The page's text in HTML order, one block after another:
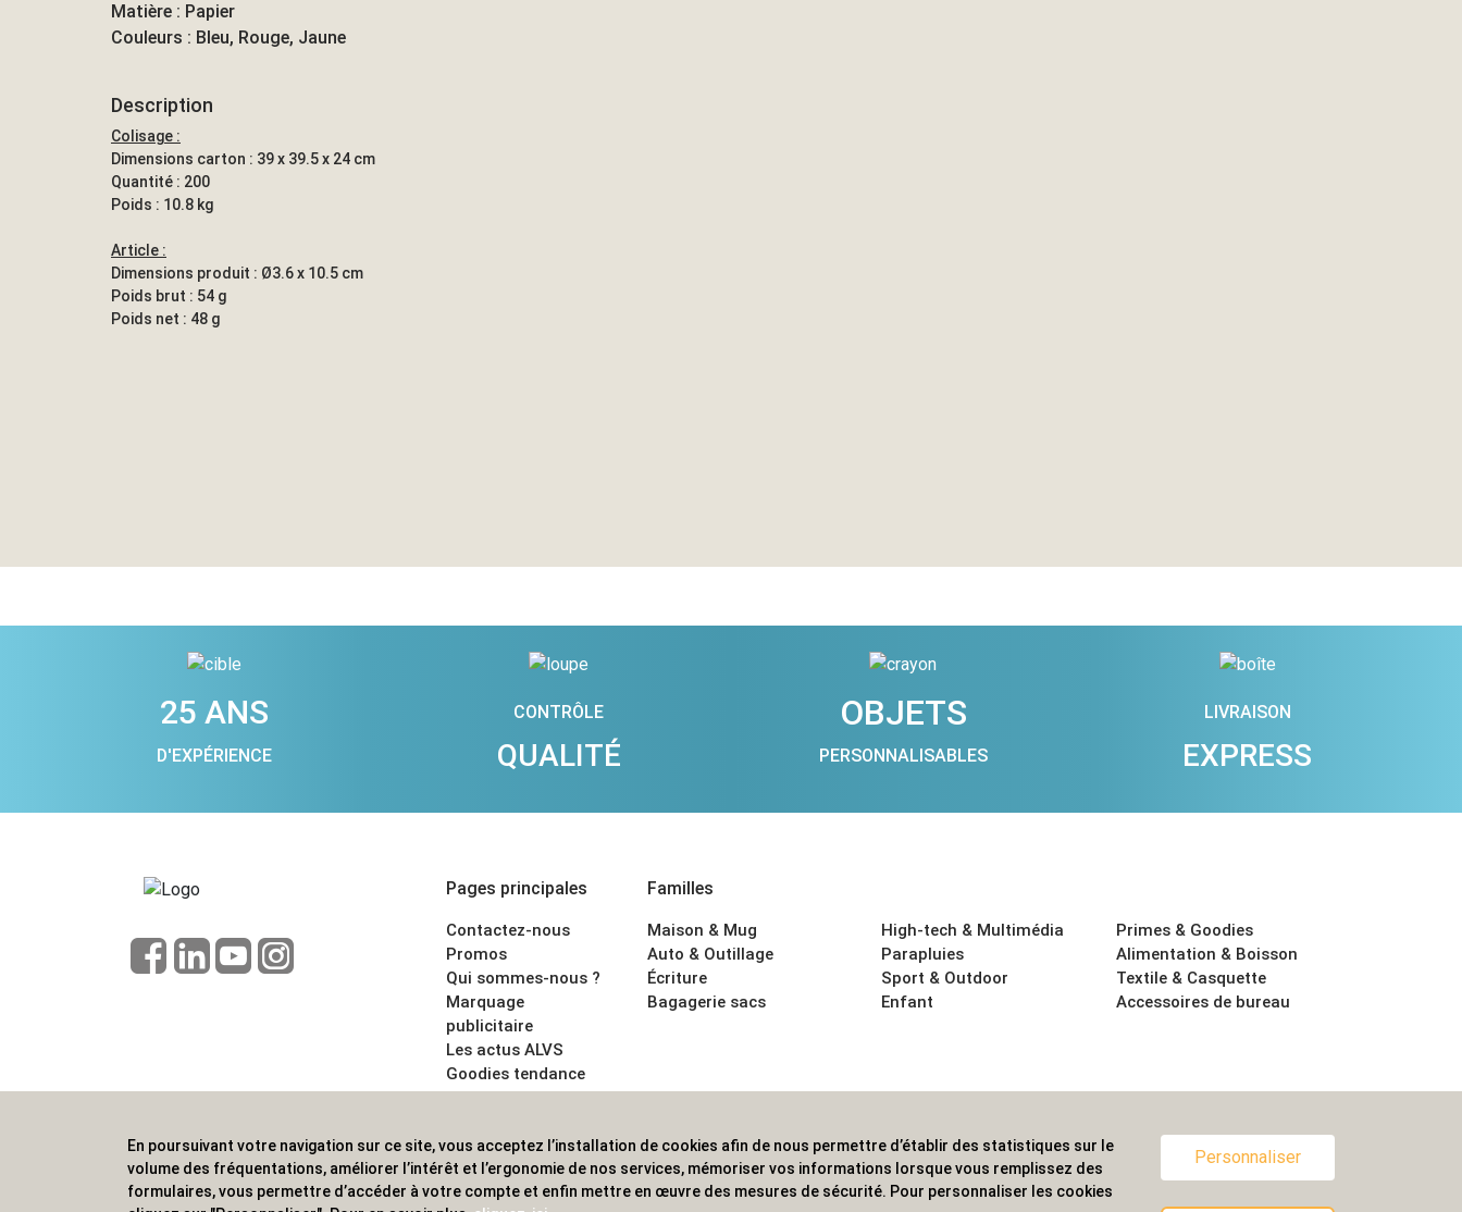
Matière : Papier
Couleurs : Bleu, Rouge, Jaune
Description
Colisage :
Dimensions carton : 39 x 39.5 x 24 cm
Quantité : 200
Poids : 10.8 kg
Article :
Dimensions produit : Ø3.6 x 10.5 cm
Poids brut : 54 g
Poids net : 48 g
25 ANS
D'EXPÉRIENCE
CONTRÔLE
QUALITÉ
OBJETS
PERSONNALISABLES
LIVRAISON
EXPRESS
Pages principales
Contactez-nous
Promos
Qui sommes-nous ?
Marquage
publicitaire
Les actus ALVS
Goodies tendance
CGV
Familles
Maison & Mug
Auto & Outillage
Écriture
Bagagerie sacs
High-tech & Multimédia
Parapluies
Sport & Outdoor
Enfant
Primes & Goodies
Alimentation & Boisson
Textile & Casquette
Accessoires de bureau
ALVS, fournisseur d'objets publicitaires, pour les professionnels. Une implantation nationale, une couverture internationale.
En poursuivant votre navigation sur ce site, vous acceptez l’installation de cookies afin de nous permettre d’établir des statistiques sur le
volume des fréquentations, améliorer l’intérêt et l’ergonomie de nos services, mémoriser vos informations lorsque vous remplissez des
formulaires, vous permettre d’accéder à votre compte et enfin mettre en œuvre des mesures de sécurité. Pour personnaliser les cookies
Personnaliser